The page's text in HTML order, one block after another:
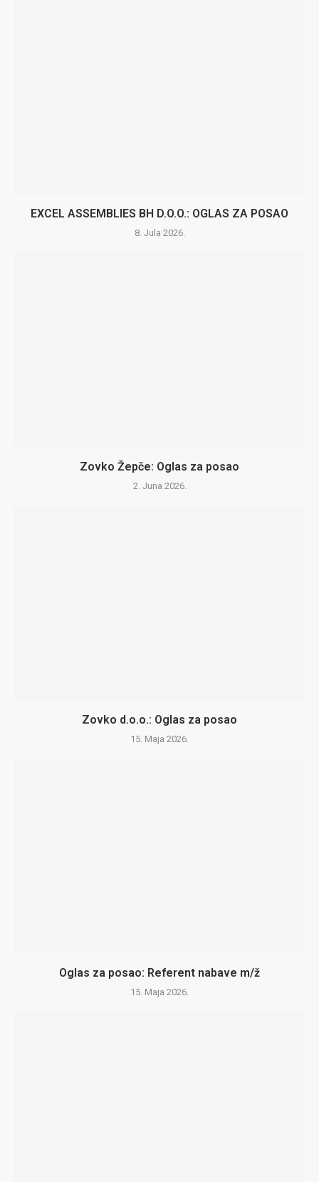
EXCEL ASSEMBLIES BH D.O.O.: OGLAS ZA POSAO
8. Jula 2026.
Zovko Žepče: Oglas za posao
2. Juna 2026.
Zovko d.o.o.: Oglas za posao
15. Maja 2026.
Oglas za posao: Referent nabave m/ž
15. Maja 2026.